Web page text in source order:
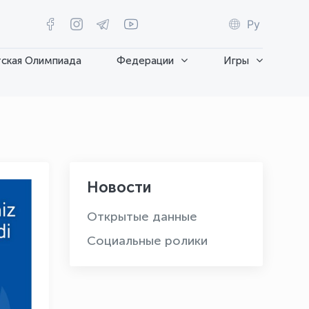
Ру
Олимпиада Федерации Игры
Новости
Открытые данные
Социальные ролики